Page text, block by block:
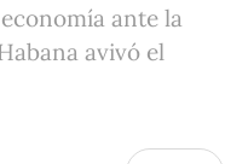
ante la
avivó el